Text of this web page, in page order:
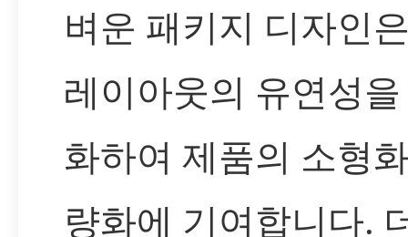
벼운 패키지 디자인
레이아웃의 유연성
화하여 제품의 소형
량화에 기여합니다.